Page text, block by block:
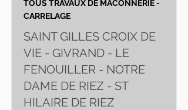
TOUS TRAVAUX DE MACONNERIE -
CARRELAGE
SAINT GILLES CROIX DE
VIE - GIVRAND - LE
FENOUILLER - NOTRE
DAME DE RIEZ - ST
HILAIRE DE RIEZ